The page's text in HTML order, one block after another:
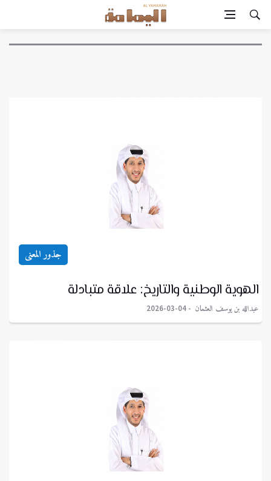
جذور المعنى
الهوية الوطنية والتاريخ: علاقة متبادلة
عبدالله بن يوسف العثمان 2026-03-04